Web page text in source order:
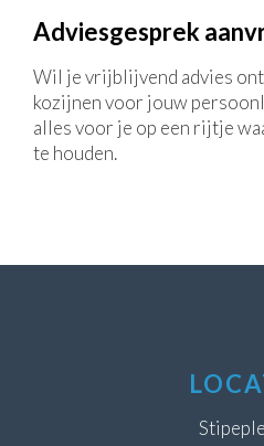
Adviesgesprek
Wil je vrijblijvend advies
kozijnen voor jouw
alles voor je op een rijtje
te houden.